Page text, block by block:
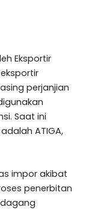
Eksportir
perjanjian
Saat ini
ATIGA,
impor akibat
penerbitan